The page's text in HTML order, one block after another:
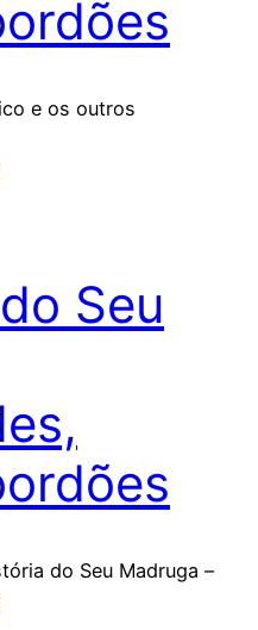
e os outros
Seu
do Seu Madruga –